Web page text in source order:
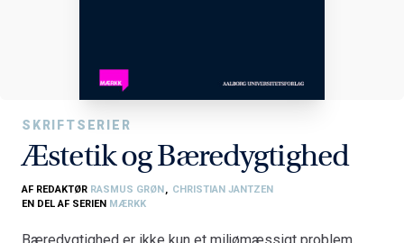
SKRIFTSERIER
Æstetik og Bæredygtighed
AF REDAKTØR RASMUS GRØN, CHRISTIAN JANTZEN
EN DEL AF SERIEN MÆRKK